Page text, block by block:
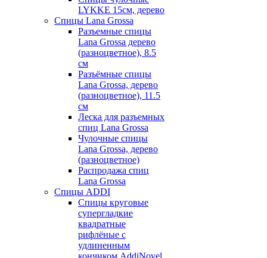
LYKKE 15см, дерево
Спицы Lana Grossa
Разъемные спицы
Lana Grossa дерево
(разноцветное), 8.5
см
Разъёмные спицы
Lana Grossa, дерево
(разноцветное), 11.5
см
Леска для разъемных
спиц Lana Grossa
Чулочные спицы
Lana Grossa, дерево
(разноцветное)
Распродажа спиц
Lana Grossa
Спицы ADDI
Спицы круговые
супергладкие
квадратные
рифлёные с
удлиненным
кончиком AddiNovel